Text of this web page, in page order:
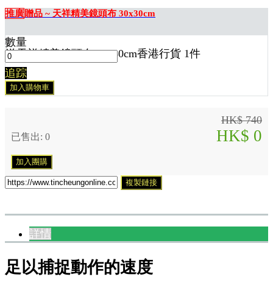
推廣贈品 ~ 天祥精美鏡頭布 30x30cm
送天祥精美鏡頭布 30x30cm香港行貨 1件
數量
追踪
加入購物車
HK$ 740
已售出: 0 HK$ 0
加入團購
複製鏈接
詳情
足以捕捉動作的速度